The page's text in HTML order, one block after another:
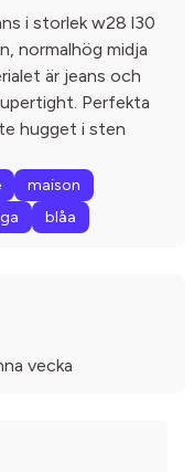
i storlek w28 l30
normalhög midja
är jeans och
Perfekta
hugget i sten
maison
blåa
vecka